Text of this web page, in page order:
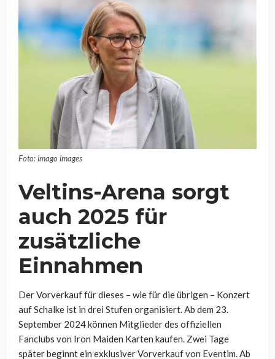
Foto: imago images
Veltins-Arena sorgt
auch 2025 für
zusätzliche
Einnahmen
Der Vorverkauf für dieses – wie für die übrigen – Konzert
auf Schalke ist in drei Stufen organisiert. Ab dem 23.
September 2024 können Mitglieder des offiziellen
Fanclubs von Iron Maiden Karten kaufen. Zwei Tage
später beginnt ein exklusiver Vorverkauf von Eventim. Ab